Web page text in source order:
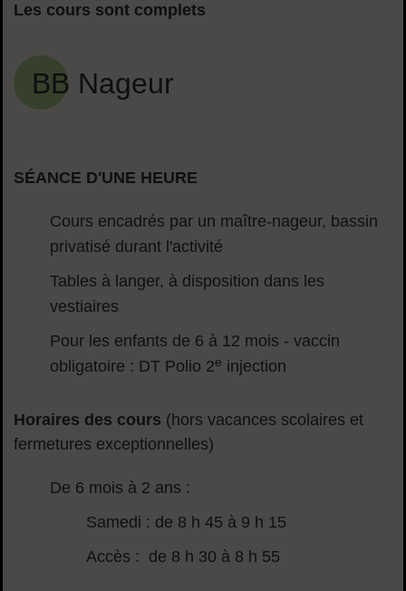
Les cours sont complets
BB Nageur
SÉANCE D'UNE HEURE
Cours encadrés par un maître-nageur, bassin
privatisé durant l'activité
Tables à langer, à disposition dans les
vestiaires
Pour les enfants de 6 à 12 mois - vaccin
obligatoire : DT Polio 2e injection
Horaires des cours (hors vacances scolaires et
fermetures exceptionnelles)
De 6 mois à 2 ans :
Samedi : de 8 h 45 à 9 h 15
Accès : de 8 h 30 à 8 h 55